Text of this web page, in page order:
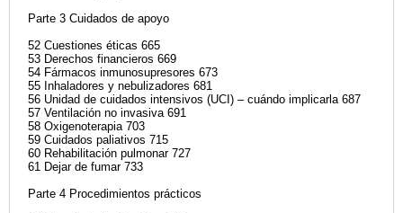
Parte 3 Cuidados de apoyo
52 Cuestiones éticas 665
53 Derechos financieros 669
54 Fármacos inmunosupresores 673
55 Inhaladores y nebulizadores 681
56 Unidad de cuidados intensivos (UCI) – cuándo implicarla 687
57 Ventilación no invasiva 691
58 Oxigenoterapia 703
59 Cuidados paliativos 715
60 Rehabilitación pulmonar 727
61 Dejar de fumar 733
Parte 4 Procedimientos prácticos